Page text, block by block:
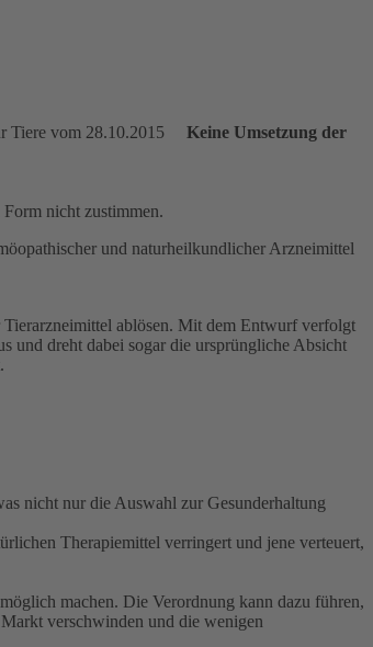
Keine Umsetzung der
nicht zustimmen.
und naturheilkundlicher Arzneimittel
ablösen. Mit dem Entwurf verfolgt
und dreht dabei sogar die ursprüngliche Absicht
nicht nur die Auswahl zur Gesunderhaltung
Therapiemittel verringert und jene verteuert,
machen. Die Verordnung kann dazu führen,
verschwinden und die wenigen